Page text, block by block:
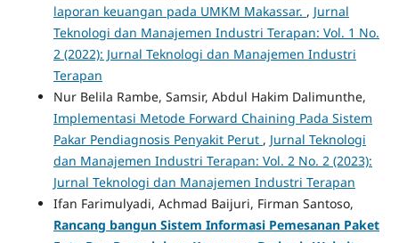
laporan keuangan pada UMKM Makassar. , Jurnal
Teknologi dan Manajemen Industri Terapan: Vol. 1 No.
2 (2022): Jurnal Teknologi dan Manajemen Industri
Terapan
Nur Belila Rambe, Samsir, Abdul Hakim Dalimunthe,
Implementasi Metode Forward Chaining Pada Sistem
Pakar Pendiagnosis Penyakit Perut , Jurnal Teknologi
dan Manajemen Industri Terapan: Vol. 2 No. 2 (2023):
Jurnal Teknologi dan Manajemen Industri Terapan
Ifan Farimulyadi, Achmad Baijuri, Firman Santoso,
Rancang bangun Sistem Informasi Pemesanan Paket